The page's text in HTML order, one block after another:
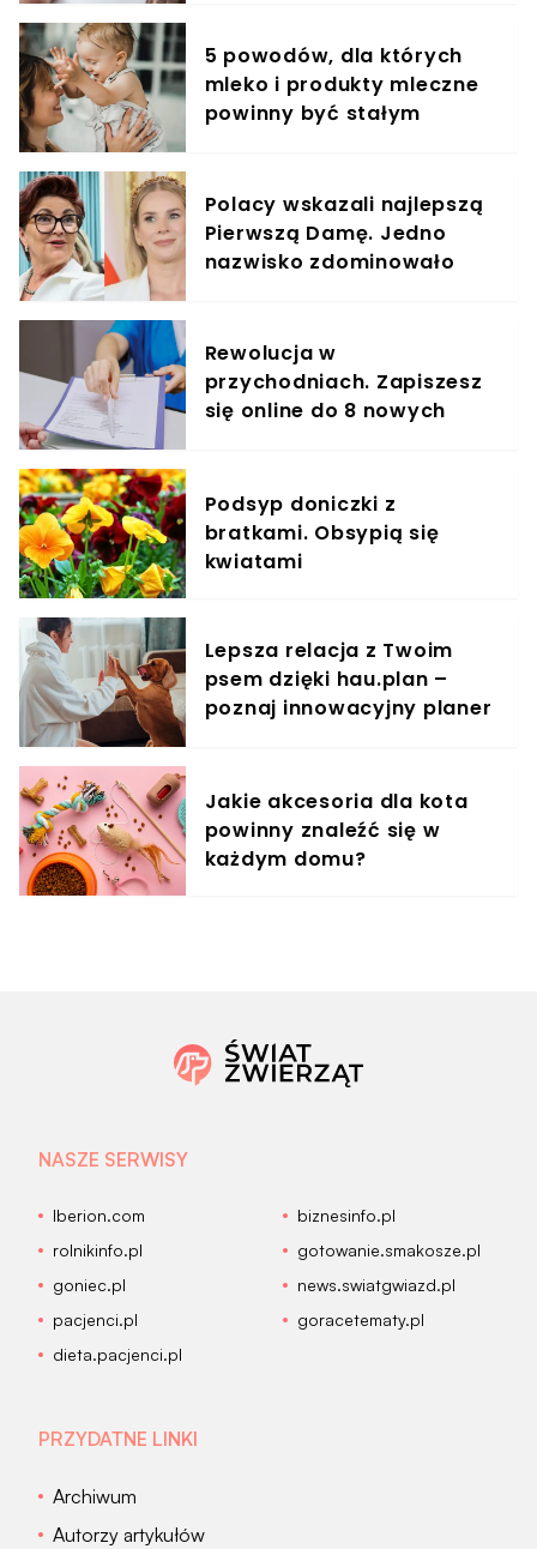
5 powodów, dla których
mleko i produkty mleczne
powinny być stałym
Polacy wskazali najlepszą
Pierwszą Damę. Jedno
nazwisko zdominowało
Rewolucja w
przychodniach. Zapiszesz
się online do 8 nowych
Podsyp doniczki z
bratkami. Obsypią się
kwiatami
Lepsza relacja z Twoim
psem dzięki hau.plan –
poznaj innowacyjny planer
Jakie akcesoria dla kota
powinny znaleźć się w
każdym domu?
NASZE SERWISY
Iberion.com
biznesinfo.pl
rolnikinfo.pl
gotowanie.smakosze.pl
goniec.pl
news.swiatgwiazd.pl
pacjenci.pl
goracetematy.pl
dieta.pacjenci.pl
PRZYDATNE LINKI
Archiwum
Autorzy artykułów